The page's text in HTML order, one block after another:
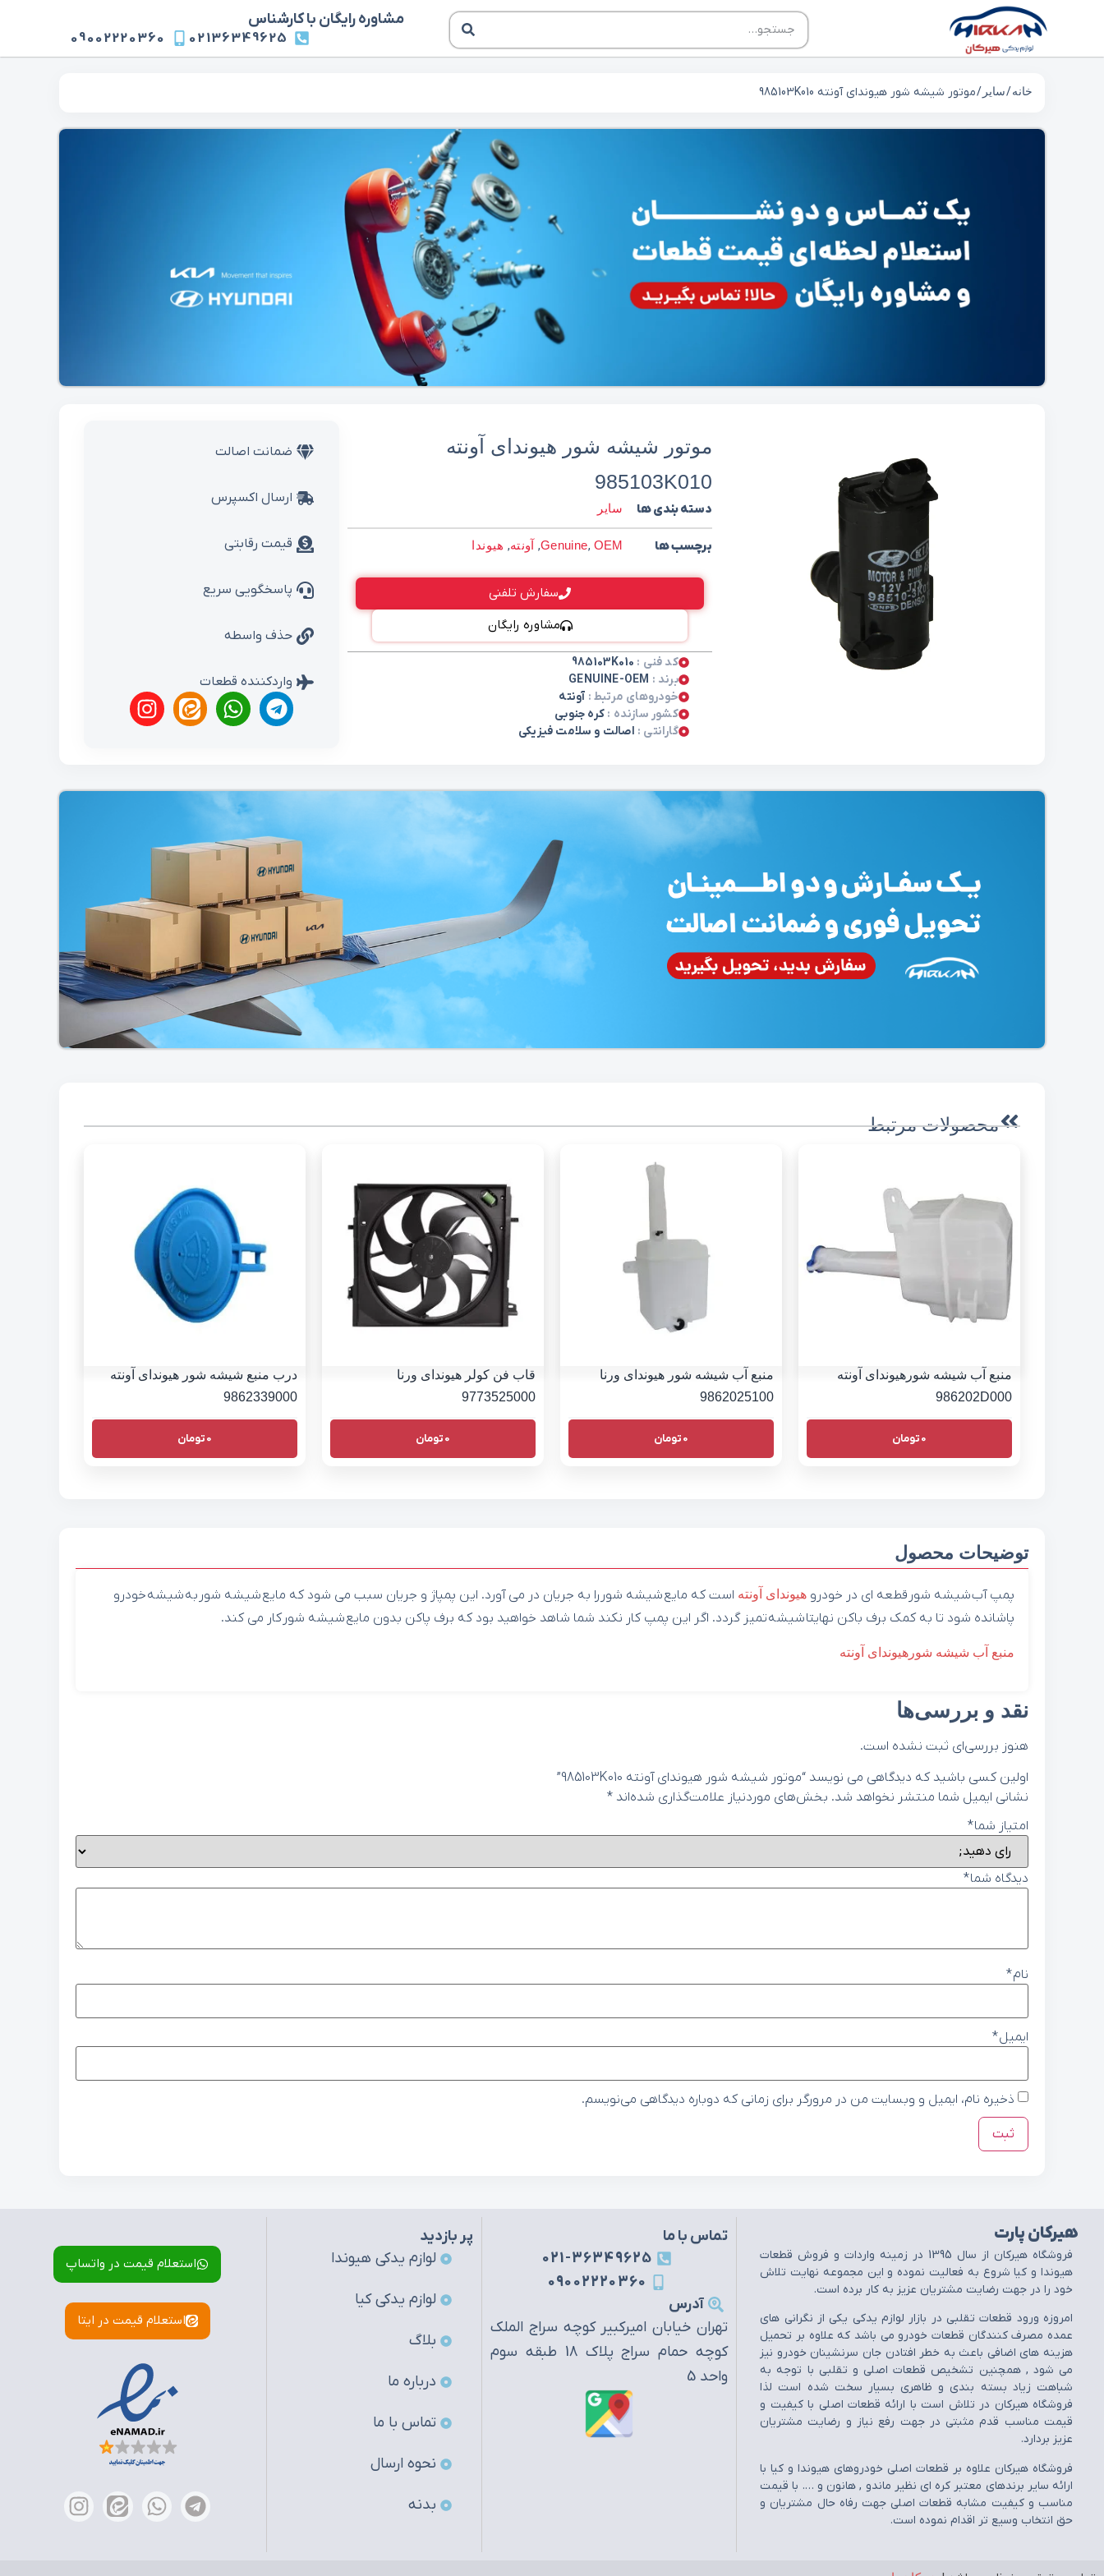
مشاوره رایگان با کارشناس
02136349625
09002220360
خانه/سایر / موتور شیشه شور هیوندای آونته 985103K010
موتور شیشه شور هیوندای آونته
985103K010
دسته بندی ها سایر
برچسب ها Genuine, OEM
, آونته, هیوندا
سفارش تلفنی
مشاوره رایگان
کد فنی : 985103K010
برند : GENUINE-OEM
خودروهای مرتبط : آونته
کشور سازنده :کره جنوبی
گارانتی : اصالت و سلامت فیزیکی
ضمانت اصالت
ارسال اکسپرس
قیمت رقابتی
پاسخگویی سریع
حذف واسطه
واردکننده قطعات
محصولات مرتبط
منبع آب شیشه شورهیوندای آونته
986202D000
0تومان
منبع آب شیشه شور هیوندای ورنا
9862025100
0تومان
قاب فن کولر هیوندای ورنا
9773525000
0تومان
درب منبع شيشه شور هیوندای آونته
9862339000
0تومان
توضیحات محصول
پمپ آب شیشه شور قطعه ای در خودرو هیوندای آونته است که مایع شیشه شور را به جریان در می آورد. این پمپاژ و جریان سبب می شود که مایع شیشه شور به شیشه خودرو
پاشانده شود تا به کمک برف باکن نهایتا شیشه تمیز گردد. اگر این پمپ کار نکند شما شاهد خواهید بود که برف پاکن بدون مایع شیشه شور کار می کند.
منبع آب شیشه شورهیوندای آونته
نقد و بررسی‌ها
هنوز بررسی‌ای ثبت نشده است.
اولین کسی باشید که دیدگاهی می نویسد “موتور شیشه شور هیوندای آونته 985103K010”
نشانی ایمیل شما منتشر نخواهد شد. بخش‌های موردنیاز علامت‌گذاری شده‌اند *
امتیاز شما*
دیدگاه شما*
نام*
ایمیل*
ذخیره نام، ایمیل و وبسایت من در مرورگر برای زمانی که دوباره دیدگاهی می‌نویسم.
هیرکان پارت
فروشگاه هيرکان از سال 1395 در زمينه واردات و فروش قطعات
هيوندا و کيا شروع به فعاليت نموده و اين مجموعه نهايت تلاش
خود را در جهت رضايت مشتريان عزيز به کار برده است.
امروزه ورود قطعات تقلبي در بازار لوازم يدکي يکي از نگراني هاي
عمده مصرف کنندگان قطعات خودرو مي باشد که علاوه بر تحميل
هزينه هاي اضافي باعث به خطر افتادن جان سرنشينان خودرو نيز
مي شود , همچنين تشخيص قطعات اصلي و تقلبي با توجه به
شباهت زياد بسته بندي و ظاهري بسيار سخت شده است لذا
فروشگاه هيرکان در تلاش است با ارائه قطعات اصلي با کيفيت و
قيمت مناسب قدم مثبتي در جهت رفع نياز و رضايت مشتريان
عزيز بردارد.
فروشگاه هيرکان علاوه بر قطعات اصلي خودروهاي هيوندا و کيا با
ارائه ساير برندهاي معتبر کره اي نظير ماندو , هانون و …. با قيمت
مناسب و کيفيت مشابه قطعات اصلي جهت رفاه حال مشتريان و
حق انتخاب وسيع تر اقدام نموده است.
تماس با ما
021-36349625
09002220360
آدرس
تهران خیابان امیرکبیر کوچه سراج الملک
کوچه حمام سراج پلاک 18 طبقه سوم
واحد 5
پر بازدید
لوازم یدکی هیوندا
لوازم یدکی کیا
بلاگ
درباره ما
تماس با ما
نحوه ارسال
بدنه
استعلام قیمت در واتساپ
استعلام قیمت در ایتا